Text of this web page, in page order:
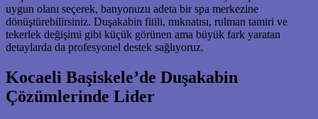
uygun olanı seçerek, banyonuzu adeta bir spa merkezine
dönüştürebilirsiniz. Duşakabin fitili, mıknatısı, rulman tamiri ve
tekerlek değişimi gibi küçük görünen ama büyük fark yaratan
detaylarda da profesyonel destek sağlıyoruz.
Kocaeli Başiskele’de Duşakabin
Çözümlerinde Lider